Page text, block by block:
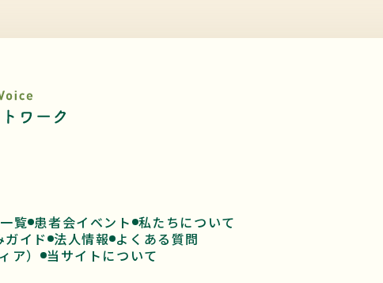
覧 患者会イベント 私たちについて
ガイド 法人情報 よくある質問
ア）
当サイトについて